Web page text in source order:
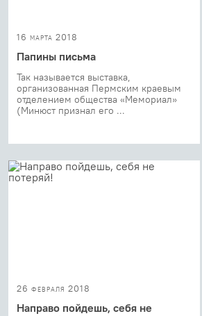
16 марта 2018
Папины письма
Так называется выставка,
организованная Пермским краевым
отделением общества «Мемориал»
(Минюст признал его ...
26 февраля 2018
Направо пойдешь, себя не